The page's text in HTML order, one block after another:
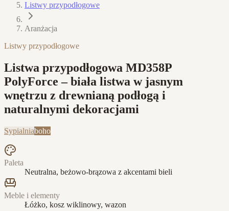
Listwy przypodłogowe
Aranżacja
Listwy przypodłogowe
Listwa przypodłogowa MD358P
PolyForce – biała listwa w jasnym
wnętrzu z drewnianą podłogą i
naturalnymi dekoracjami
Sypialniaboho
Paleta
Neutralna, beżowo-brązowa z akcentami bieli
Meble i elementy
Łóżko, kosz wiklinowy, wazon